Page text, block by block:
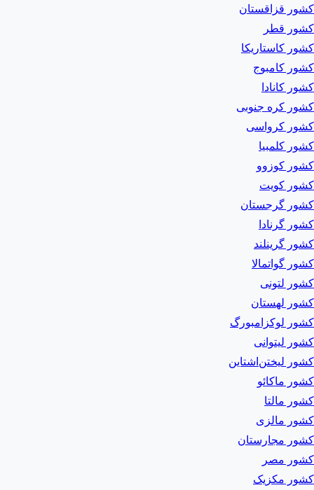
کشور قزاقستان
کشور قطر
کشور کاستاریکا
کشور کامبوج
کشور کانادا
کشور کره جنوبی
کشور کرواسی
کشور کلمبیا
کشور کوزوو
کشور کویت
کشور گرجستان
کشور گرنادا
کشور گرینلند
کشور گواتمالا
کشور لتونی
کشور لهستان
کشور لوکزامبورگ
کشور لیتوانی
کشور لیختن‌اشتاین
کشور ماکائو
کشور مالتا
کشور مالزی
کشور مجارستان
کشور مصر
کشور مکزیک